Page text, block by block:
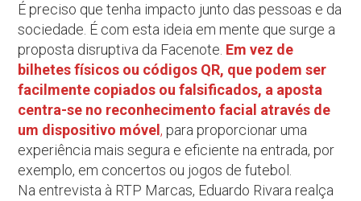
É preciso que tenha impacto junto das pessoas e da
sociedade. É com esta ideia em mente que surge a
proposta disruptiva da Facenote. Em vez de
bilhetes físicos ou códigos QR, que podem ser
facilmente copiados ou falsificados, a aposta
centra-se no reconhecimento facial através de
um dispositivo móvel , para proporcionar uma
experiência mais segura e eficiente na entrada, por
exemplo, em concertos ou jogos de futebol.
Na entrevista à RTP Marcas, Eduardo Rivara realça